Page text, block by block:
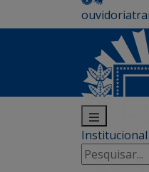
ouvidoria
Institucional
Pesquisar
por: